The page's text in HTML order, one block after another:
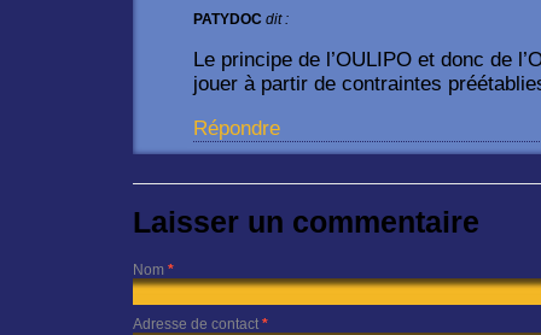
PATYDOC dit :
Le principe de l’OULIPO et donc de
jouer à partir de contraintes
Répondre
Laisser un commentaire
Nom *
Adresse de contact *